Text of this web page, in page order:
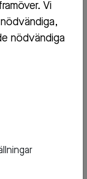
Vi
nödvändiga